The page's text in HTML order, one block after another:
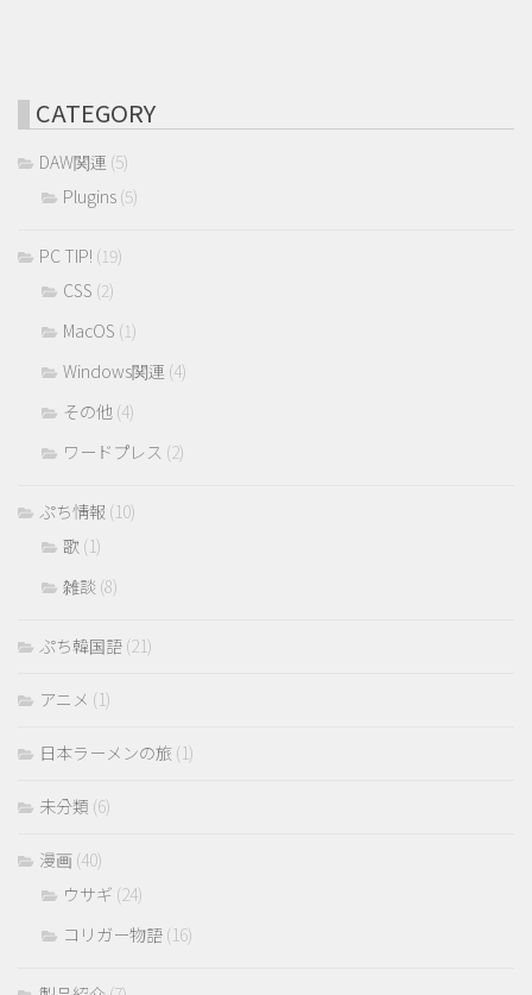
CATEGORY
DAW関連 (5)
Plugins (5)
PC TIP! (19)
CSS (2)
MacOS (1)
Windows関連 (4)
その他 (4)
ワードプレス (2)
ぷち情報 (10)
歌 (1)
雑談 (8)
ぷち韓国語 (21)
アニメ (1)
日本ラーメンの旅 (1)
未分類 (6)
漫画 (40)
ウサギ (24)
コリガー物語 (16)